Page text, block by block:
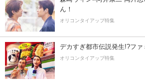
ん！
オリコンタイアップ特集
デカすぎ都市伝説発生!?フ
オリコンタイアップ特集